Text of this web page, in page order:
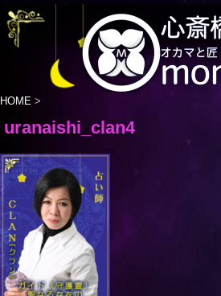
HOME >
uranaishi_clan4